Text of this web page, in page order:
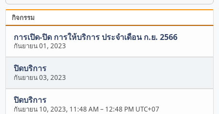
กิจกรรม
การเปิด-ปิด การให้บริการ ประจำเดือน ก.ย. 2566
กันยายน 01, 2023
ปิดบริการ
กันยายน 03, 2023
ปิดบริการ
กันยายน 10, 2023, 11:48 AM – 12:48 PM UTC+07